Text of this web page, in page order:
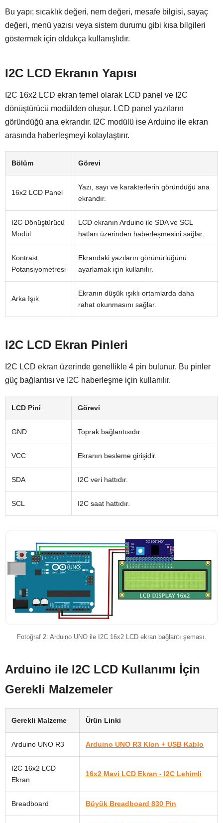
Bu yapı; sıcaklık değeri, nem değeri, mesafe bilgisi, sayaç
değeri, menü yazısı veya sistem durumu gibi kısa bilgileri
göstermek için oldukça kullanışlıdır.
I2C LCD Ekranın Yapısı
I2C 16x2 LCD ekran temel olarak LCD panel ve I2C
dönüştürücü modülden oluşur. LCD panel yazıların
göründüğü ana ekrandır. I2C modülü ise Arduino ile ekran
arasında haberleşmeyi kolaylaştırır.
Bölüm Görevi
16x2 LCD Panel
Yazı, sayı ve karakterlerin göründüğü ana
ekrandır.
I2C Dönüştürücü
Modül
LCD ekranın Arduino ile SDA ve SCL
hatları üzerinden haberleşmesini sağlar.
Kontrast
Potansiyometresi
Ekrandaki yazıların görünürlüğünü
ayarlamak için kullanılır.
Arka Işık
Ekranın düşük ışıklı ortamlarda daha
rahat okunmasını sağlar.
I2C LCD Ekran Pinleri
I2C LCD ekran üzerinde genellikle 4 pin bulunur. Bu pinler
güç bağlantısı ve I2C haberleşme için kullanılır.
LCD Pini Görevi
GND Toprak bağlantısıdır.
VCC Ekranın besleme girişidir.
SDA I2C veri hattıdır.
SCL I2C saat hattıdır.
Fotoğraf 2: Arduino UNO ile I2C 16x2 LCD ekran bağlantı şeması.
Arduino ile I2C LCD Kullanımı İçin
Gerekli Malzemeler
Gerekli Malzeme Ürün Linki
Arduino UNO R3 Arduino UNO R3 Klon + USB Kablo
I2C 16x2 LCD
Ekran
16x2 Mavi LCD Ekran - I2C Lehimli
Breadboard Büyük Breadboard 830 Pin